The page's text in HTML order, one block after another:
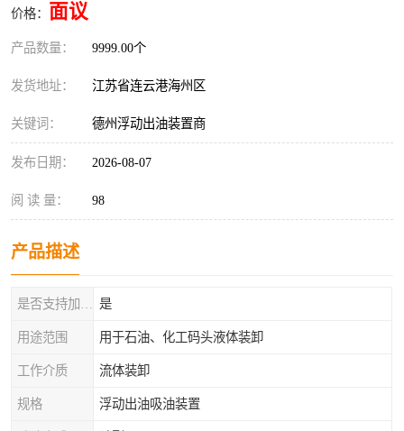
价格： 面议
产品数量： 9999.00个
发货地址： 江苏省连云港海州区
关键词： 德州浮动出油装置商
发布日期： 2026-08-07
阅 读 量： 98
产品描述
是
用途范围 用于石油、化工码头液体装卸
工作介质 流体装卸
规格 浮动出油吸油装置